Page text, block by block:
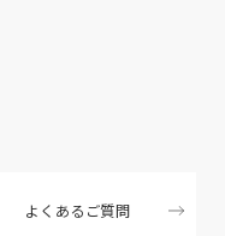
よくあるご質問